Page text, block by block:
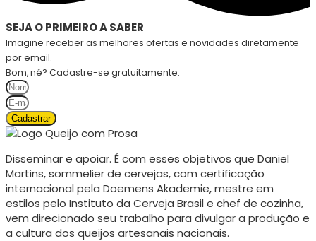
SEJA O PRIMEIRO A SABER
Imagine receber as melhores ofertas e novidades diretamente
por email.
Bom, né? Cadastre-se gratuitamente.
Cadastrar
Disseminar e apoiar. É com esses objetivos que Daniel
Martins, sommelier de cervejas, com certificação
internacional pela Doemens Akademie, mestre em
estilos pelo Instituto da Cerveja Brasil e chef de cozinha,
vem direcionado seu trabalho para divulgar a produção e
a cultura dos queijos artesanais nacionais.